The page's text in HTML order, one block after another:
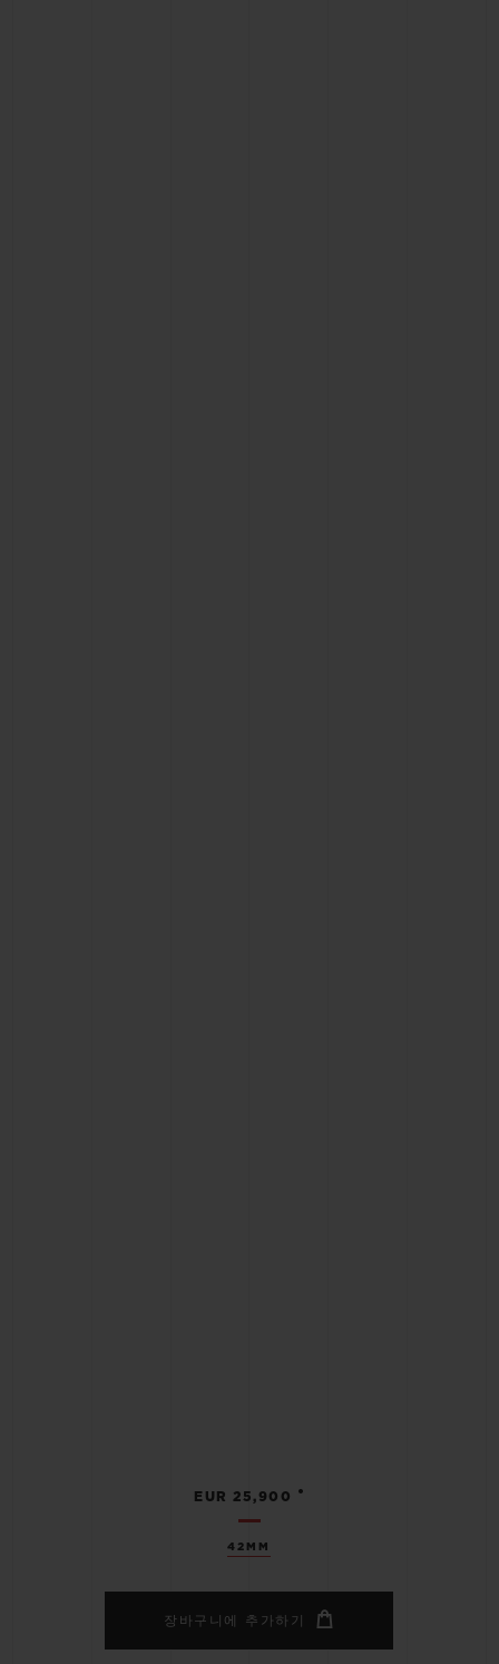
42MM
EUR 25,900 •
장바구니에 추가하기